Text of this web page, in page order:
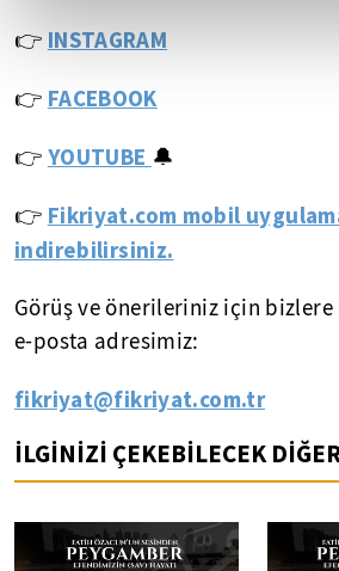
👉 INSTAGRAM
👉 FACEBOOK
👉 YOUTUBE 🔔
👉 Fikriyat.com mobil
indirebilirsiniz.
Görüş ve önerileriniz için
e-posta adresimiz:
fikriyat@fikriyat.com.tr
İLGİNİZİ ÇEKEBİLECEK